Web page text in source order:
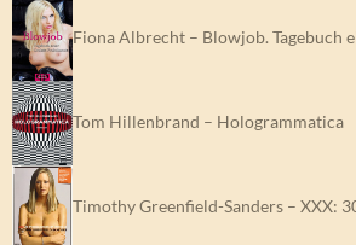
Fiona Albrecht – Blowjob. Tagebuch
Tom Hillenbrand – Hologrammatica
Timothy Greenfield-Sanders – XXX: